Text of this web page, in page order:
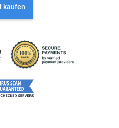
kaufen